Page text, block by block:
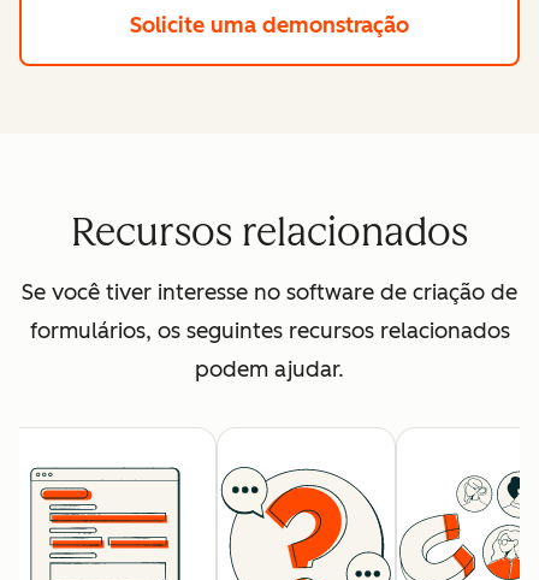
Solicite uma demonstração
Recursos relacionados
Se você tiver interesse no software de criação de
formulários, os seguintes recursos relacionados
podem ajudar.